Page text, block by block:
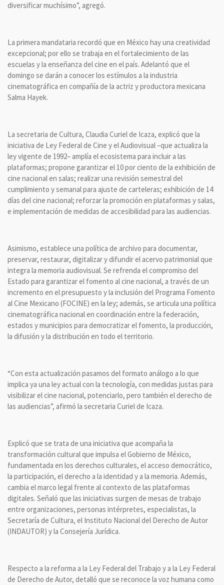
diversificar muchísimo”, agregó.
La primera mandataria recordó que en México hay una creatividad
excepcional; por ello se trabaja en el fortalecimiento de las
escuelas y la enseñanza del cine en el país. Adelantó que el
domingo se darán a conocer los estímulos a la industria
cinematográfica en compañía de la actriz y productora mexicana
Salma Hayek.
La secretaria de Cultura, Claudia Curiel de Icaza, explicó que la
iniciativa de Ley Federal de Cine y el Audiovisual –que actualiza la
ley vigente de 1992– amplía el ecosistema para incluir a las
plataformas; propone garantizar el 10 por ciento de la exhibición de
cine nacional en salas; realizar una revisión semestral del
cumplimiento y semanal para ajuste de carteleras; exhibición de 14
días del cine nacional; reforzar la promoción en plataformas y salas,
e implementación de medidas de accesibilidad para las audiencias.
Asimismo, establece una política de archivo para documentar,
preservar, restaurar, digitalizar y difundir el acervo patrimonial que
integra la memoria audiovisual. Se refrenda el compromiso del
Estado para garantizar el fomento al cine nacional, a través de un
incremento en el presupuesto y la inclusión del Programa Fomento
al Cine Mexicano (FOCINE) en la ley; además, se articula una política
cinematográfica nacional en coordinación entre la federación,
estados y municipios para democratizar el fomento, la producción,
la difusión y la distribución en todo el territorio.
“Con esta actualización pasamos del formato análogo a lo que
implica ya una ley actual con la tecnología, con medidas justas para
visibilizar el cine nacional, potenciarlo, pero también el derecho de
las audiencias”, afirmó la secretaria Curiel de Icaza.
Explicó que se trata de una iniciativa que acompaña la
transformación cultural que impulsa el Gobierno de México,
fundamentada en los derechos culturales, el acceso democrático,
la participación, el derecho a la identidad y a la memoria. Además,
cambia el marco legal frente al contexto de las plataformas
digitales. Señaló que las iniciativas surgen de mesas de trabajo
entre organizaciones, personas intérpretes, especialistas, la
Secretaría de Cultura, el Instituto Nacional del Derecho de Autor
(INDAUTOR) y la Consejería Jurídica.
Respecto a la reforma a la Ley Federal del Trabajo y a la Ley Federal
de Derecho de Autor, detalló que se reconoce la voz humana como